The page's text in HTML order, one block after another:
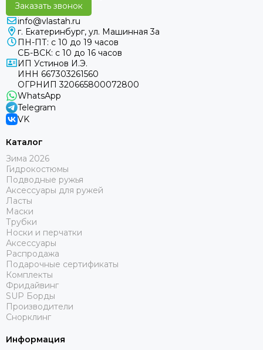
Заказать звонок
info@vlastah.ru
г. Екатеринбург, ул. Машинная 3а
ПН-ПТ: с 10 до 19 часов
СБ-ВСК: с 10 до 16 часов
ИП Устинов И.Э.
ИНН 667303261560
ОГРНИП 320665800072800
WhatsApp
Telegram
VK
Каталог
Зима 2026
Гидрокостюмы
Подводные ружья
Аксессуары для ружей
Ласты
Маски
Трубки
Носки и перчатки
Аксессуары
Распродажа
Подарочные сертификаты
Комплекты
Фридайвинг
SUP Борды
Производители
Снорклинг
Информация